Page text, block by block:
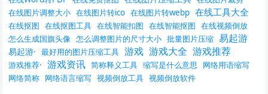
在线图片调整大小 在线图片转ico 在线图片转webp 在线工具大全
在线抠图 在线抠图工具 在线智能扣图 在线智能抠图 在线视频倒放
怎么生成国旗头像 怎么调整图片的尺寸大小 批量图片压缩 易起游
易起游· 最好用的图片压缩工具 游戏 游戏大全 游戏推荐
游戏推荐· 游戏资讯 简称释义工具 缩写是什么意思
网络用语缩写
网络简称 网络语言缩写 视频倒放工具 视频倒放软件